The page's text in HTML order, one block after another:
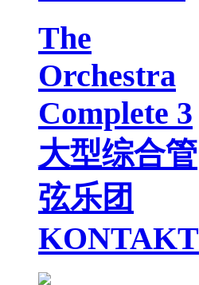
The
Orchestra
Complete 3
大型综合管
弦乐团
KONTAKT